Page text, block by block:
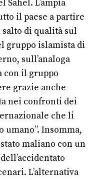
Sahel. L’ampia
il paese a partire
salto di qualità sul
gruppo islamista di
sull’analoga
con il gruppo
grazie anche
nei confronti dei
che li
umano”. Insomma,
maliano con un
L’alternativa